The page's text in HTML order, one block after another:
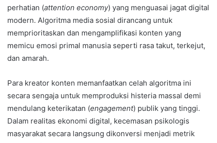
perhatian (attention economy) yang menguasai jagat digital
modern. Algoritma media sosial dirancang untuk
memprioritaskan dan mengamplifikasi konten yang
memicu emosi primal manusia seperti rasa takut, terkejut,
dan amarah.
Para kreator konten memanfaatkan celah algoritma ini
secara sengaja untuk memproduksi histeria massal demi
mendulang keterikatan (engagement) publik yang tinggi.
Dalam realitas ekonomi digital, kecemasan psikologis
masyarakat secara langsung dikonversi menjadi metrik